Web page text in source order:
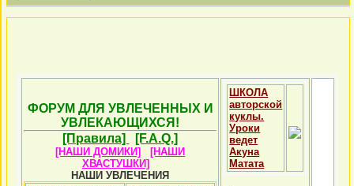
ФОРУМ ДЛЯ УВЛЕЧЕННЫХ И
УВЛЕКАЮЩИХСЯ!
[Правила]
[F.A.Q.]
[НАШИ ДОМИКИ]
[НАШИ
ХВАСТУШКИ]
НАШИ УВЛЕЧЕНИЯ
ШКОЛА
авторской
куклы.
Уроки
ведет
Акуна
Матата